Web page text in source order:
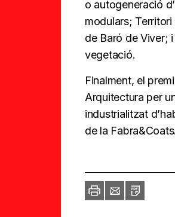
o autogeneració
modulars;
de Baró de Viver;
vegetació.
Finalment, el
Arquitectura per
industrialitzat
de la Fabra&Coats.
ImprimirEnvia
un
PDF